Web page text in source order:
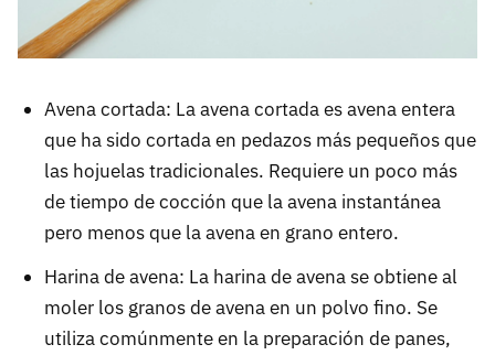
Avena cortada: La avena cortada es avena entera
que ha sido cortada en pedazos más pequeños que
las hojuelas tradicionales. Requiere un poco más
de tiempo de cocción que la avena instantánea
pero menos que la avena en grano entero.
Harina de avena: La harina de avena se obtiene al
moler los granos de avena en un polvo fino. Se
utiliza comúnmente en la preparación de panes,